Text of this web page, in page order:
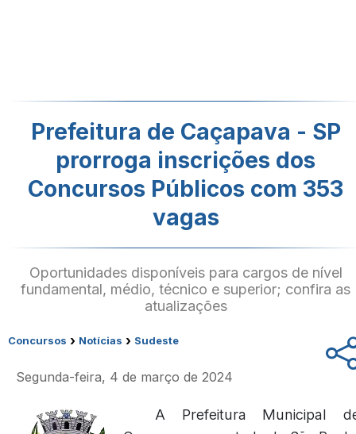
Prefeitura de Caçapava - SP
prorroga inscrições dos
Concursos Públicos com 353
vagas
Oportunidades disponíveis para cargos de nível
fundamental, médio, técnico e superior; confira as
atualizações
Concursos › Notícias › Sudeste
Segunda-feira, 4 de março de 2024
A Prefeitura Municipal